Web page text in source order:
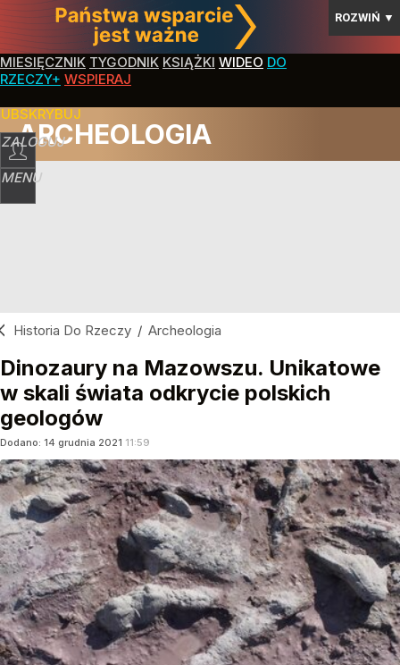
ROZWIŃ ▼
MIESIĘCZNIK TYGODNIK KSIĄŻKI WIDEO DO
RZECZY+ WSPIERAJ
ZALOGUJ
MENU
ARCHEOLOGIA
Historia Do Rzeczy / Archeologia
Dinozaury na Mazowszu. Unikatowe
w skali świata odkrycie polskich
geologów
Dodano: 14 grudnia 2021 11:59